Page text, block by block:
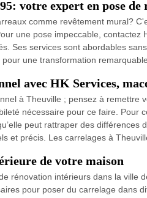
votre expert en pose
comme revêtement mural?
une pose impeccable,
Ses services sont abordables
une transformation
avec HK Services,
à Theuville ; pensez à
nécessaire pour ce faire.
peut rattraper des
et précis. Les carrelages à
de votre maison
rénovation intérieurs dans la
pour poser du carrelage dans